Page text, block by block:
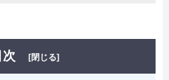
次 [閉じる]